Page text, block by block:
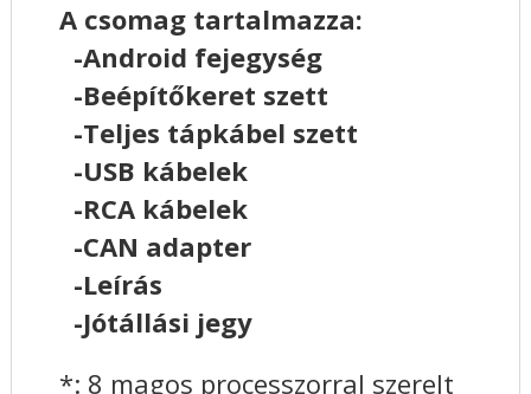
A csomag tartalmazza:
-Android fejegység
-Beépítőkeret szett
-Teljes tápkábel szett
-USB kábelek
-RCA kábelek
-CAN adapter
-Leírás
-Jótállási jegy
*: 8 magos processzorral szerelt